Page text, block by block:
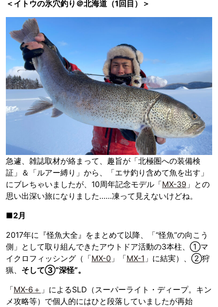
＜イトウの氷穴釣り＠北海道（1回目）＞
急遽、雑誌取材が絡まって、趣旨が「北極圏への装備検
証」＆「ルアー縛り」から、「エサ釣り含めて魚を出す」
にブレちゃいましたが、10周年記念モデル「MX-39 」との
思い出深い旅になりました……凍って見えないけどね。
■2月
2017年に『怪魚大全』をまとめて以降、「“怪魚”の向こう
側」として取り組んできたアウトドア活動の3本柱、①マ
イクロフィッシング（「MX-0 」「MX-1 」に結実）、②狩
猟、 そして③“深怪”。
「MX-6＋ 」によるSLD（スーパーライト・ディープ。キン
メ攻略等）で個人的にはひと段落していましたが再始